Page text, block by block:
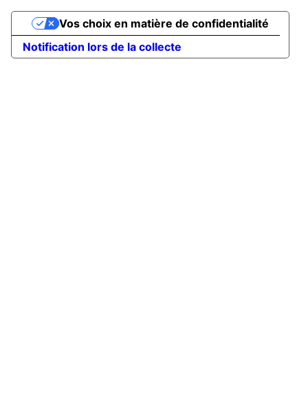
Notification lors de la collecte
Vos choix en matière de confidentialité